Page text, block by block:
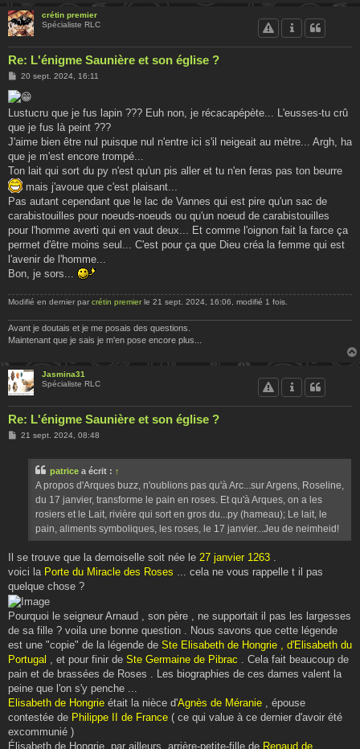
crétin premier
Spécialiste RLC
Re: L'énigme Saunière et son église ?
M
s
s
a
e
20 sept. 2024, 16:11
Lustucru que je fus lapin ??? Euh non, je récacapépète... L'eusses-tu crû
que je fus là peint ???
J'aime bien être nul puisque nul n'entre ici s'il neigeait au mètre... Argh, ha
que je m'est encore trompé...
Ton lait qui sort du py n'est qu'un pis aller et tu n'en feras pas ton beurre
mais j'avoue que c'est plaisant...
Pas autant cependant que le lac de Vannes qui est pire qu'un sac de
carabistouilles pour noeuds-noeuds ou qu'un noeud de carabistouilles
pour l'homme averti qui en vaut deux... Et comme l'oignon fait la farce ça
permet d'être moins seul... C'est pour ça que Dieu créa la femme qui est
l'avenir de l'homme...
Bon, je sors...
Modifié en dernier par crétin premierle 21 sept. 2024, 16:06, modifié 1 fois.
Avant je doutais et je me posais des questions.
Maintenant que je sais je m'en pose encore plus...
Jasmina31
Spécialiste RLC
Re: L'énigme Saunière et son église ?
M21 sept. 2024, 08:48
patrice a écrit : ↑
A propos d'Arques buzz, n'oublions pas qu'à Arc...sur Argens, Roseline,
du 17 janvier, transforme le pain en roses. Et qu'à Arques, on a les
rosiers et le Lait, rivière qui sort en gros du...py (hameau); Le lait, le
pain, aliments symboliques, les roses, le 17 janvier...Jeu de neimheid!
Il se trouve que la demoiselle soit née le 27 janvier 1263 .
voici la Porte du Miracle des Roses ... cela ne vous rappelle t il pas
quelque chose ?
Pourquoi le seigneur Arnaud , son père , ne supportait il pas les largesses
de sa fille ? voila une bonne question . Nous savons que cette légende
est une "copie" de la légende de Ste Elisabeth de Hongrie , d'Elisabeth du
Portugal
, et pour finir de Ste Germaine de Pibrac
. Cela fait beaucoup de
pain et de brassées de Roses . Les biographies de ces dames valent la
peine que l'on s'y penche ...
Elisabeth de Hongrie était la nièce d'Agnès de Méranie , épouse
contestée de Philippe II de France ( ce qui value à ce dernier d'avoir été
excommunié )
Élisabeth de Hongrie, par ailleurs, arrière-petite-fille de Renaud de